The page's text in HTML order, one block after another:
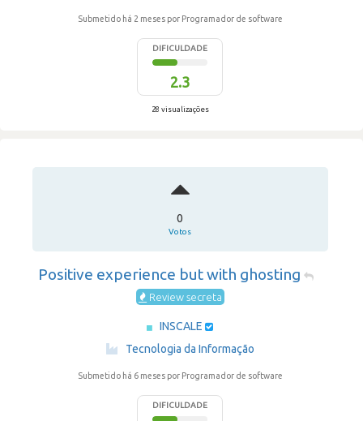
Submetido há 2 meses por Programador de software
DIFICULDADE
2.3
28 visualizações
0
Votos
Positive experience but with ghosting
Review secreta
INSCALE
Tecnologia da Informação
Submetido há 6 meses por Programador de software
DIFICULDADE